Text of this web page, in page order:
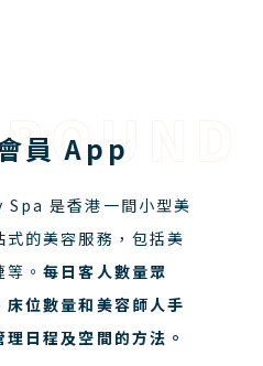
員 App
是香港一間小型美
的美容服務，包括美
等。每日客人數量眾
位數量和美容師人手
日程及空間的方法。